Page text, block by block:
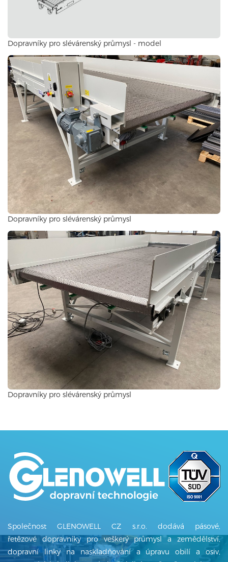
Dopravníky pro slévárenský průmysl - model
Dopravníky pro slévárenský průmysl
Dopravníky pro slévárenský průmysl
Společnost GLENOWELL CZ s.r.o. dodává pásové,
řetězové dopravníky pro veškerý průmysl a zemědělství,
dopravní linky na naskladňování a úpravu obilí a osiv,